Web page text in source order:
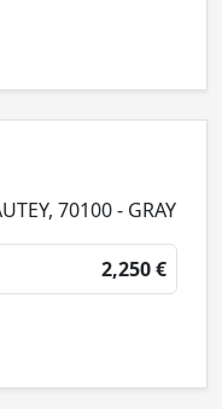
70100 - GRAY
2,250 €